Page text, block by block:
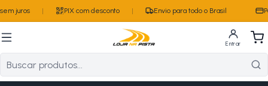
juros PIX com desconto Envio para todo o Brasil
Entrar